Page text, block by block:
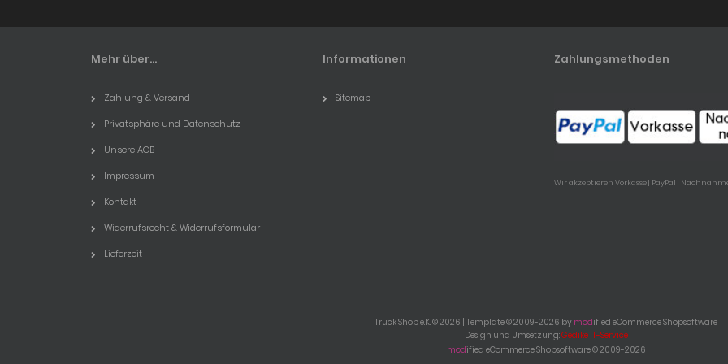
Mehr über...
Zahlung & Versand
Privatsphäre und Datenschutz
Unsere AGB
Impressum
Kontakt
Widerrufsrecht & Widerrufsformular
Lieferzeit
Informationen
Sitemap
Zahlungsmethoden
Wir akzeptieren Vorkasse | PayPal |
Truck Shop e.K. © 2026 | Template © 2009-2026 by modified eCommerce Shopsoftware
Design und Umsetzung:Gedike IT-Service
modified eCommerce Shopsoftware © 2009-2026